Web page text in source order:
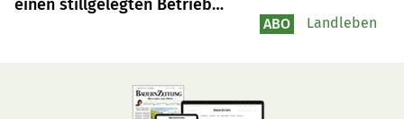
einen stillgelegten Betrieb
ABO Landleben